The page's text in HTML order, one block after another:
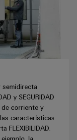
y SEGURIDAD
corriente y
características
FLEXIBILIDAD.
la